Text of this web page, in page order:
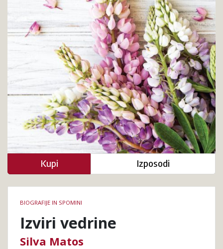
knjige
BIOGRAFIJE IN SPOMINI
Izviri vedrine
Silva Matos
Kupi Izposodi